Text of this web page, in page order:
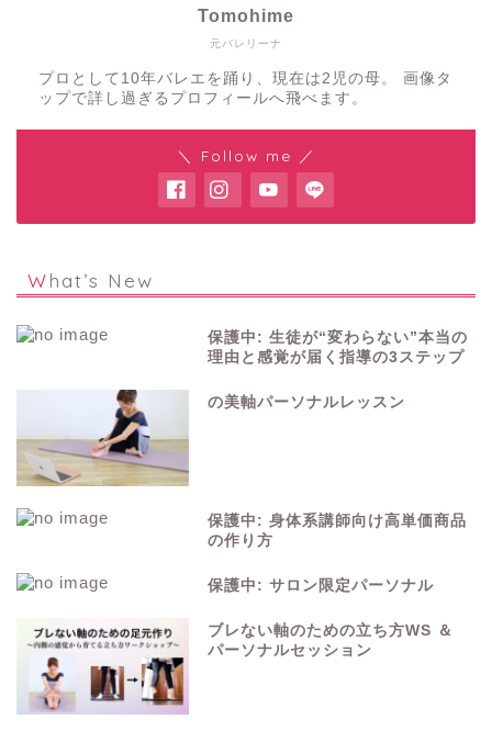
元バレリーナ
Tomohime
プロとして10年バレエを踊り、現在は2児の母。 画像タ
ップで詳し過ぎるプロフィールへ飛べます。
＼ Follow me ／
What’s New
保護中: 生徒が“変わらない”本当の
理由と感覚が届く指導の3ステップ
の美軸パーソナルレッスン
保護中: 身体系講師向け高単価商品
の作り方
保護中: サロン限定パーソナル
ブレない軸のための立ち方WS ＆
パーソナルセッション